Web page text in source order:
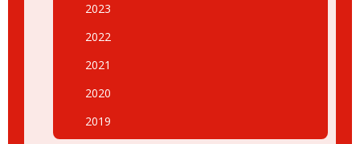
2023
2022
2021
2020
2019